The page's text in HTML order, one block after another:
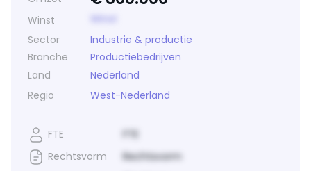
Winst
Sector
Industrie & productie
Branche
Productiebedrijven
Land
Nederland
Regio
West-Nederland
FTE
FTE
Rechtsvorm
Rechtsvorm